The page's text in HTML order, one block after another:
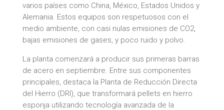
varios países como China, México, Estados Unidos y
Alemania. Estos equipos son respetuosos con el
medio ambiente, con casi nulas emisiones de CO2,
bajas emisiones de gases, y poco ruido y polvo.
La planta comenzará a producir sus primeras barras
de acero en septiembre. Entre sus componentes
principales, destaca la Planta de Reducción Directa
del Hierro (DRI), que transformará pellets en hierro
esponja utilizando tecnología avanzada de la